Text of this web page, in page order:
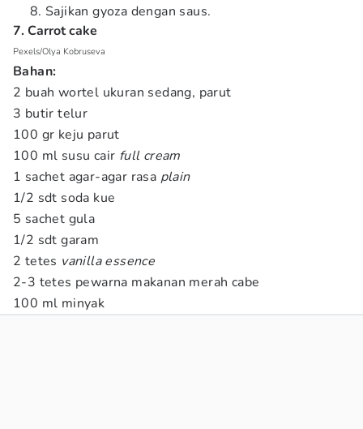
Sajikan gyoza dengan saus.
7. Carrot cake
Pexels/Olya Kobruseva
Bahan:
2 buah wortel ukuran sedang, parut
3 butir telur
100 gr keju parut
100 ml susu cair full cream
1 sachet agar-agar rasa plain
1/2 sdt soda kue
5 sachet gula
1/2 sdt garam
2 tetes vanilla essence
2-3 tetes pewarna makanan merah cabe
100 ml minyak